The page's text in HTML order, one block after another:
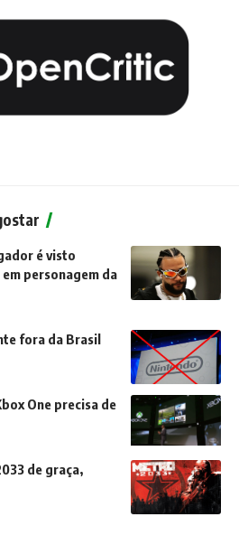
é visto
personagem da
fora da Brasil
One precisa de
de graça,